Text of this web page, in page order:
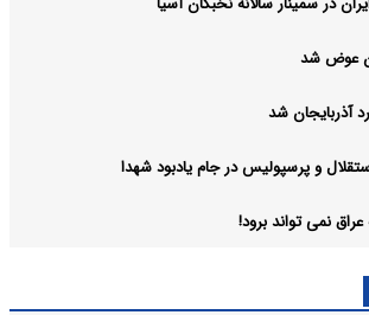
عوض شد
آذربایجان شد
و پرسپولیس در جام یادبود شهدا
نمی تواند برود!